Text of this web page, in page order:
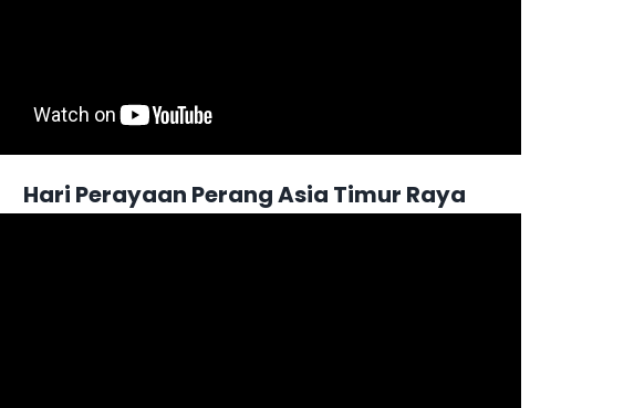
Hari Perayaan Perang Asia Timur Raya